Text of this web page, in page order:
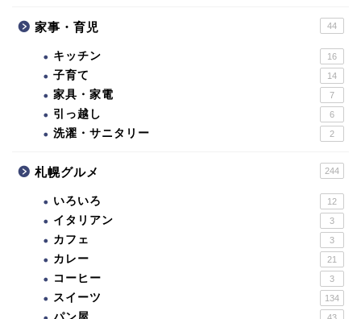
家事・育児 44
キッチン 16
子育て 14
家具・家電 7
引っ越し 6
洗濯・サニタリー 2
札幌グルメ 244
いろいろ 12
イタリアン 3
カフェ 3
カレー 21
コーヒー 3
スイーツ 134